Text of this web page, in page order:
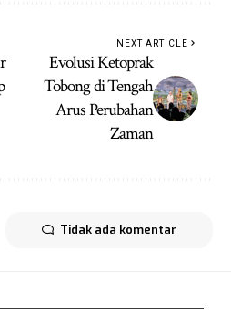
NEXT ARTICLE
Evolusi Ketoprak
Tobong di Tengah
Arus Perubahan
Zaman
Tidak ada komentar